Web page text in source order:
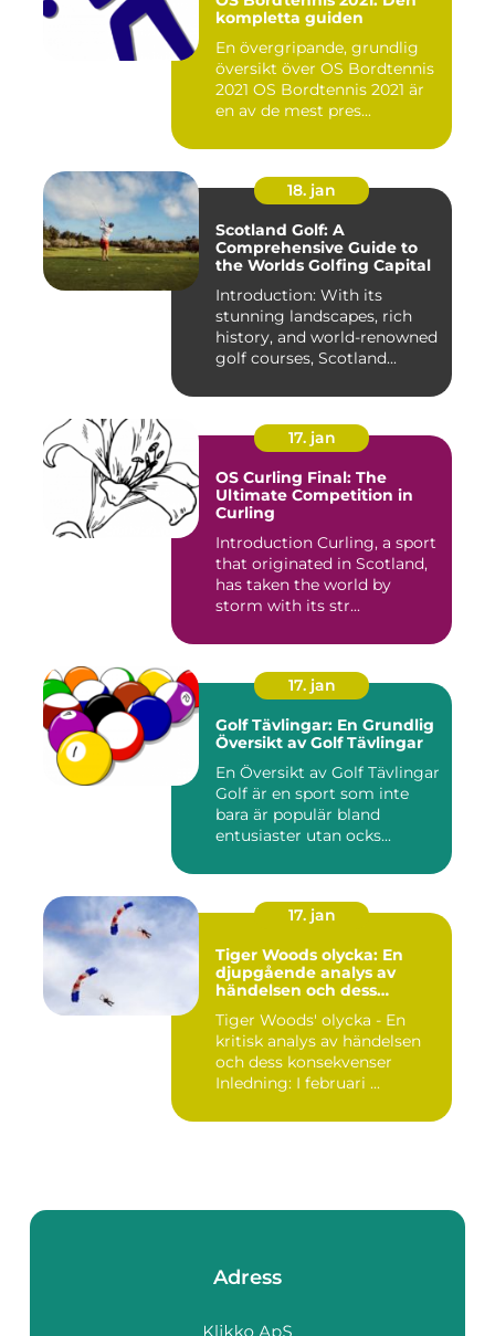
kompletta guiden
En övergripande, grundlig
översikt över OS Bordtennis
2021 OS Bordtennis 2021 är
en av de mest pres...
18. jan
Scotland Golf: A
Comprehensive Guide to
the Worlds Golfing Capital
Introduction: With its
stunning landscapes, rich
history, and world-renowned
golf courses, Scotland...
17. jan
OS Curling Final: The
Ultimate Competition in
Curling
Introduction Curling, a sport
that originated in Scotland,
has taken the world by
storm with its str...
17. jan
Golf Tävlingar: En Grundlig
Översikt av Golf Tävlingar
En Översikt av Golf Tävlingar
Golf är en sport som inte
bara är populär bland
entusiaster utan ocks...
17. jan
Tiger Woods olycka: En
djupgående analys av
händelsen och dess
Tiger Woods' olycka - En
kritisk analys av händelsen
och dess konsekvenser
Inledning: I februari ...
Adress